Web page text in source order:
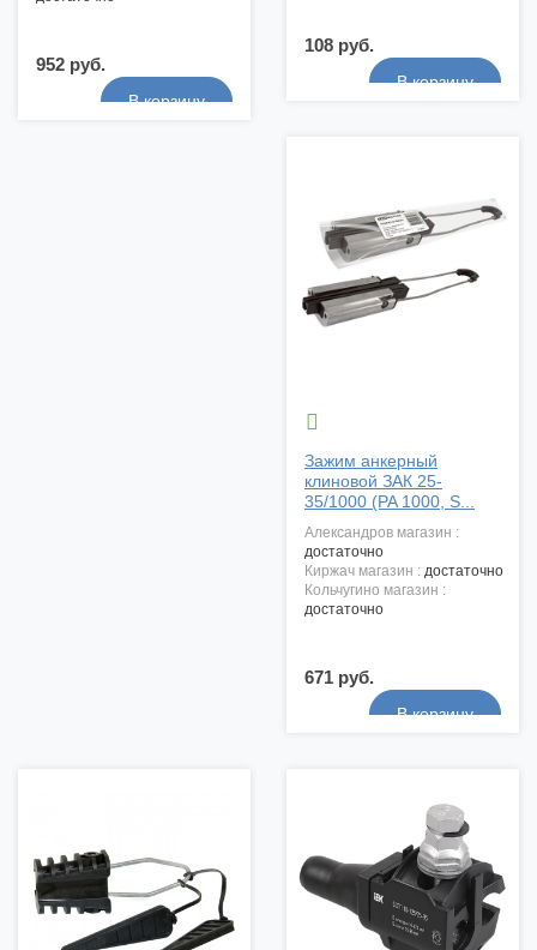
952 руб.
108 руб.

Зажим анкерный
клиновой ЗАК 25-
35/1000 (PA 1000, S...
александров магазин :
достаточно
киржач магазин : достаточно
кольчугино магазин :
достаточно
671 руб.